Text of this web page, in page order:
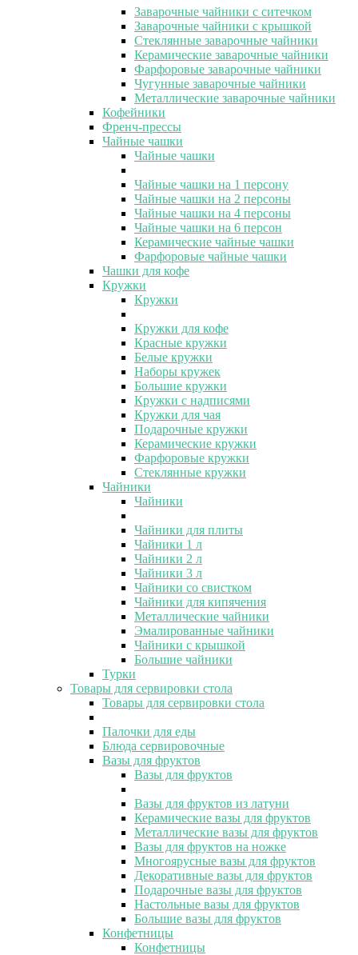
Заварочные чайники с ситечком
Заварочные чайники с крышкой
Стеклянные заварочные чайники
Керамические заварочные чайники
Фарфоровые заварочные чайники
Чугунные заварочные чайники
Металлические заварочные чайники
Кофейники
Френч-прессы
Чайные чашки
Чайные чашки
Чайные чашки на 1 персону
Чайные чашки на 2 персоны
Чайные чашки на 4 персоны
Чайные чашки на 6 персон
Керамические чайные чашки
Фарфоровые чайные чашки
Чашки для кофе
Кружки
Кружки
Кружки для кофе
Красные кружки
Белые кружки
Наборы кружек
Большие кружки
Кружки с надписями
Кружки для чая
Подарочные кружки
Керамические кружки
Фарфоровые кружки
Стеклянные кружки
Чайники
Чайники
Чайники для плиты
Чайники 1 л
Чайники 2 л
Чайники 3 л
Чайники со свистком
Чайники для кипячения
Металлические чайники
Эмалированные чайники
Чайники с крышкой
Большие чайники
Турки
Товары для сервировки стола
Товары для сервировки стола
Палочки для еды
Блюда сервировочные
Вазы для фруктов
Вазы для фруктов
Вазы для фруктов из латуни
Керамические вазы для фруктов
Металлические вазы для фруктов
Вазы для фруктов на ножке
Многоярусные вазы для фруктов
Декоративные вазы для фруктов
Подарочные вазы для фруктов
Настольные вазы для фруктов
Большие вазы для фруктов
Конфетницы
Конфетницы